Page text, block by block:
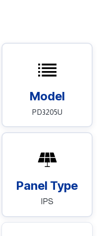
Model
PD3205U
Panel Type
IPS